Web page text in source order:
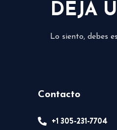
DEJA
Lo siento, debes
Contacto
+1 305-231-7704